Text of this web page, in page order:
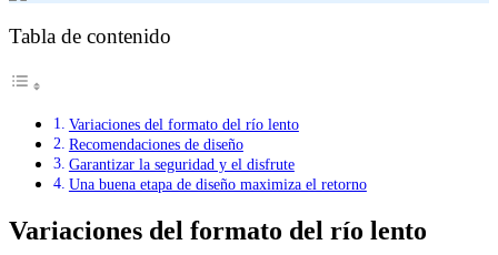
Tabla de contenido
Variaciones del formato del río lento
Recomendaciones de diseño
Garantizar la seguridad y el disfrute
Una buena etapa de diseño maximiza el retorno
Variaciones del formato del río lento